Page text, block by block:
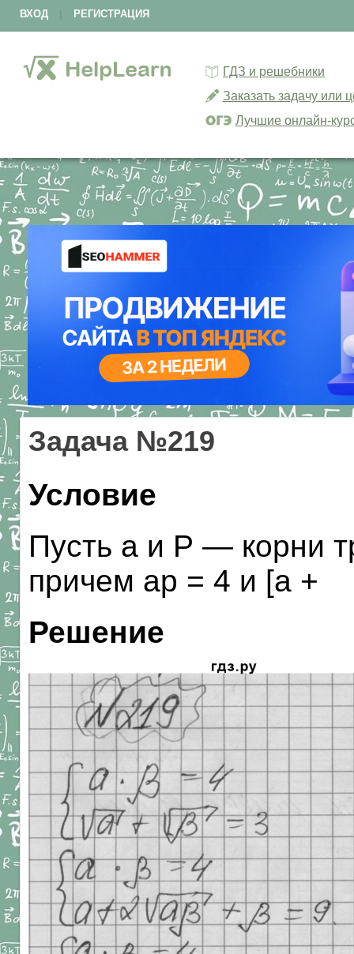
ВХОД РЕГИСТРАЦИЯ
ГДЗ и решебники
Заказать задачу или
Лучшие онлайн-
Задача №219
Условие
Пусть а и Р — корни
причем ар = 4 и [а +
Решение